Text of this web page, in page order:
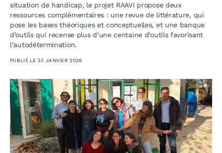
situation de handicap, le projet RAAVI propose deux
ressources complémentaires : une revue de littérature, qui
pose les bases théoriques et conceptuelles, et une banque
d’outils qui recense plus d’une centaine d’outils favorisant
l’autodétermination.
PUBLIÉ LE 23 JANVIER 2026